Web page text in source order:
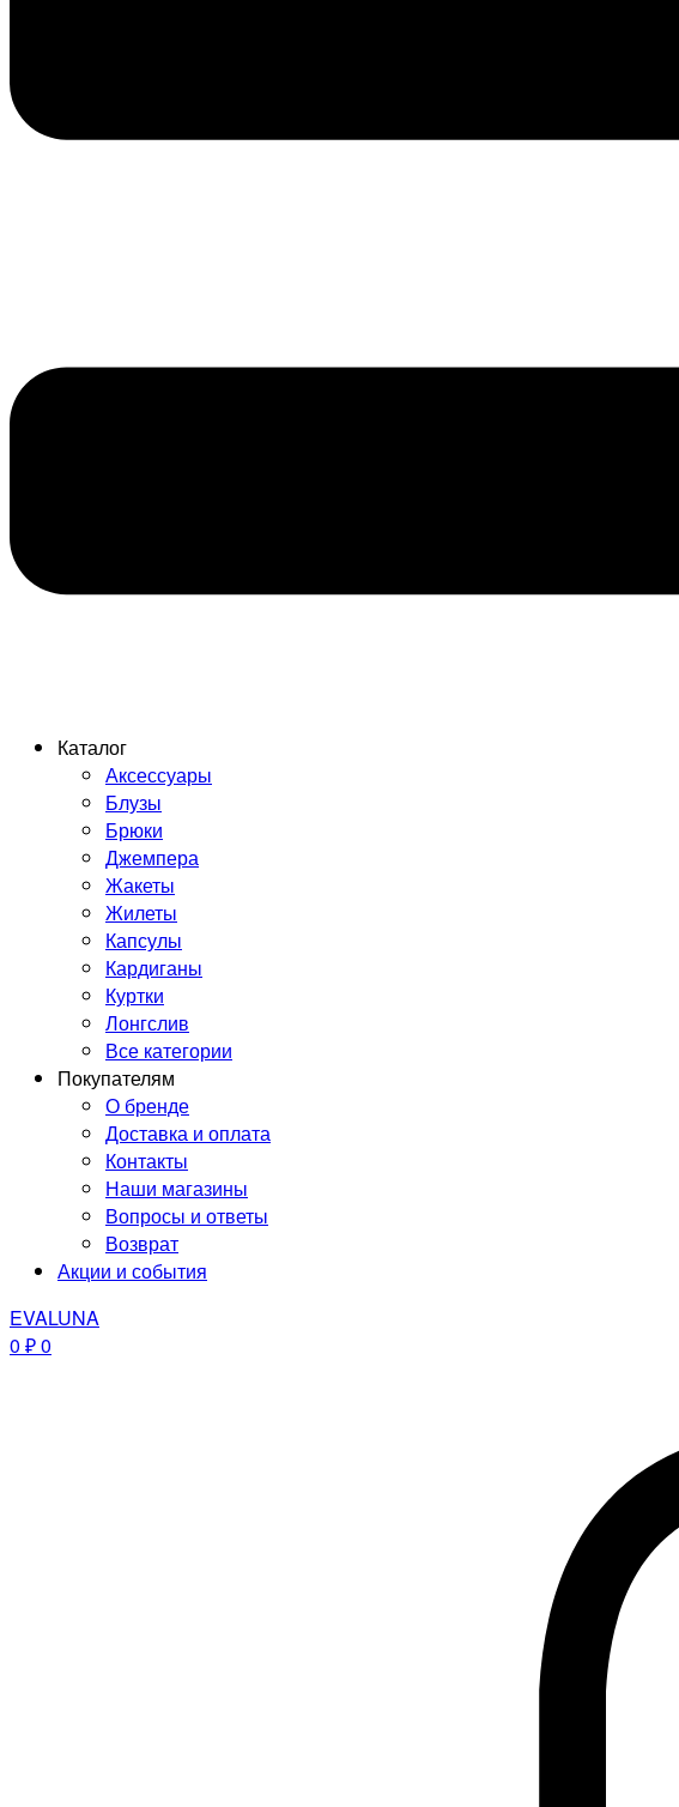
Каталог
Аксессуары
Блузы
Брюки
Джемпера
Жакеты
Жилеты
Капсулы
Кардиганы
Куртки
Лонгслив
Все категории
Покупателям
О бренде
Доставка и оплата
Контакты
Наши магазины
Вопросы и ответы
Возврат
Акции и события
EVALUNA
0 ₽0